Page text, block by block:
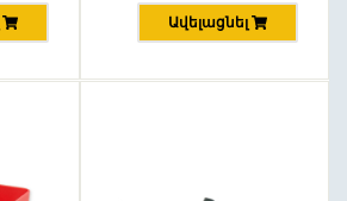
Ավելացնել